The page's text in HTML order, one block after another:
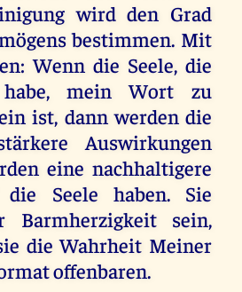
wird den Grad
bestimmen. Mit
Wenn die Seele, die
mein Wort zu
ist, dann werden die
Auswirkungen
eine nachhaltigere
Seele haben. Sie
Barmherzigkeit sein,
die Wahrheit Meiner
offenbaren.